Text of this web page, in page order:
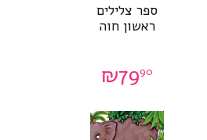
ספר צלילים
ראשון חוה
₪7990